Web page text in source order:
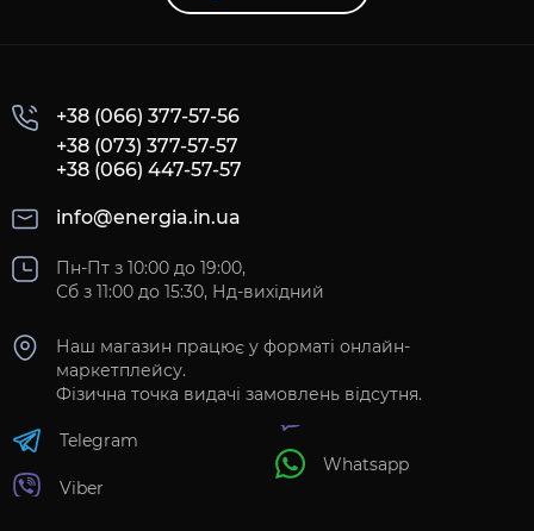
+38 (066) 377-57-56
+38 (073) 377-57-57
+38 (066) 447-57-57
info@energia.in.ua
Пн-Пт з 10:00 до 19:00,
Сб з 11:00 до 15:30, Нд-вихідний
Наш магазин працює у форматі онлайн-
маркетплейсу.
Фізична точка видачі замовлень відсутня.
Telegram
Viber
Whatsapp